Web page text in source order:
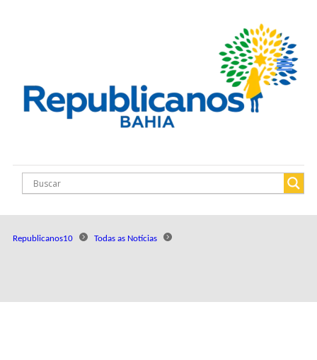
Republicanos10 Todas as Notícias